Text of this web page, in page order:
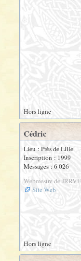
Hors ligne
Cédric
Lieu : Près de Lille
Inscription : 1999
Messages : 6 026
Webmestre de JRRVF
Site Web
Hors ligne